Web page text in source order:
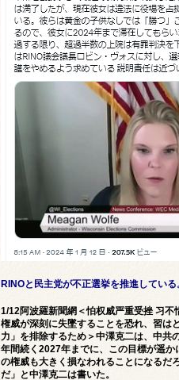
RINOと民主党が不正選挙を推進している
1/12阿波羅新聞網＜怕权威严重受挫 习
権威が深刻に失墜することを恐れ、習
力」を排除するため＞中澤克二は、中共
年間続く2027年までに、この目標が遥
の権威も大きく損なわれることになるだ
だ」と中澤克二は書いた。